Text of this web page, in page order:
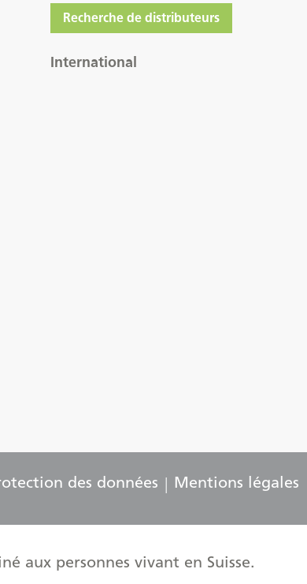
Recherche de distributeurs
International
des données Mentions légales
aux personnes vivant en Suisse.